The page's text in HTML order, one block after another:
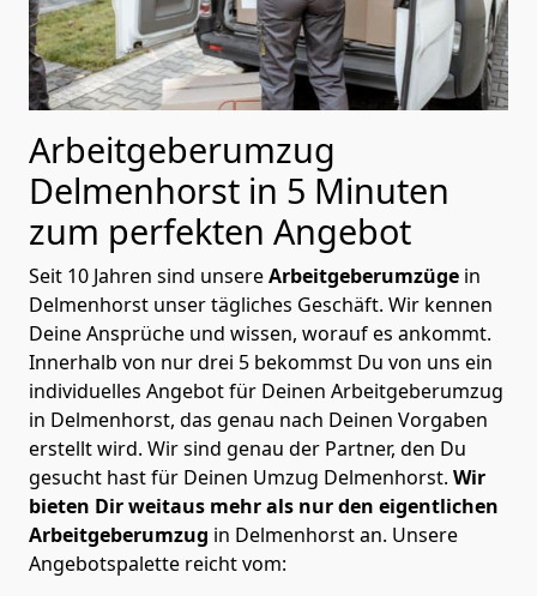
Arbeitgeberumzug
Delmenhorst in 5 Minuten
zum perfekten Angebot
Seit 10 Jahren sind unsereArbeitgeberumzüge in
Delmenhorst unser tägliches Geschäft. Wir kennen
Deine Ansprüche und wissen, worauf es ankommt.
Innerhalb von nur drei 5 bekommst Du von uns ein
individuelles Angebot für Deinen Arbeitgeberumzug
in Delmenhorst, das genau nach Deinen Vorgaben
erstellt wird. Wir sind genau der Partner, den Du
gesucht hast für Deinen Umzug Delmenhorst. Wir
bieten Dir weitaus mehr als nur den eigentlichen
Arbeitgeberumzug in Delmenhorst an. Unsere
Angebotspalette reicht vom: